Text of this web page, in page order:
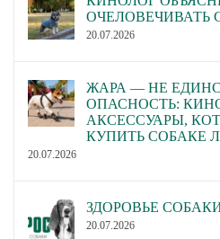
ОЧЕЛОВЕЧИВАТЬ
20.07.2026
ЖАРА — НЕ
ОПАСНОСТЬ:
АКСЕССУАРЫ,
КУПИТЬ СОБАКЕ
20.07.2026
ЗДОРОВЬЕ
20.07.2026